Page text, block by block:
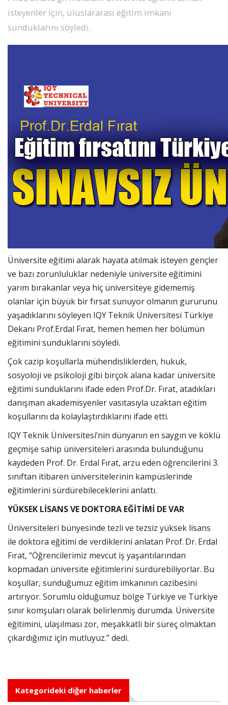
SPOR
DÜNYA
GALERİ
YAZARLAR
RESMİ
REKLAMLAR
isteyenler için, uluslararası eğitim imkanı
sunduklarını söyledi.
Üniversite eğitimi alarak hayata atılmak isteyen gençler
ve bazı zorunluluklar nedeniyle üniversite eğitimini
yarım bırakanlar veya hiç üniversiteye gidememiş
olanlar için büyük bir fırsat sunuyor olmanın gururunu
yaşadıklarını söyleyen IQY Teknik Üniversitesi Türkiye
Dekanı Prof.Erdal Fırat, hemen hemen her bölümün
eğitimini sunduklarını söyledi.
Çok cazip koşullarla mühendisliklerden, hukuk,
sosyoloji ve psikoloji gibi birçok alana kadar üniversite
eğitimi sunduklarını ifade eden Prof.Dr. Fırat, atadıkları
danışman akademisyenler vasıtasıyla uzaktan eğitim
koşullarını da kolaylaştırdıklarını ifade etti.
IQY Teknik Üniversitesi’nin dünyanın en saygın ve köklü
geçmişe sahip üniversiteleri arasında bulunduğunu
kaydeden Prof. Dr. Erdal Fırat, arzu eden öğrencilerini 3.
sınıftan itibaren üniversitelerinin kampüslerinde
eğitimlerini sürdürebileceklerini anlattı.
YÜKSEK LİSANS VE DOKTORA EĞİTİMİ DE VAR
Üniversiteleri bünyesinde tezli ve tezsiz yüksek lisans
ile doktora eğitimi de verdiklerini anlatan Prof. Dr. Erdal
Fırat, “Öğrencilerimiz mevcut iş yaşantılarından
kopmadan üniversite eğitimlerini sürdürebiliyorlar. Bu
koşullar, sunduğumuz eğitim imkanının cazibesini
artırıyor. Sorumlu olduğumuz bölge Türkiye ve Türkiye
sınır komşuları olarak belirlenmiş durumda. Üniversite
eğitimini, ulaşılması zor, meşakkatli bir süreç olmaktan
çıkardığımız için mutluyuz.” dedi.
Kategorideki diğer haberler